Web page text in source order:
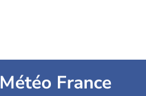
Météo France